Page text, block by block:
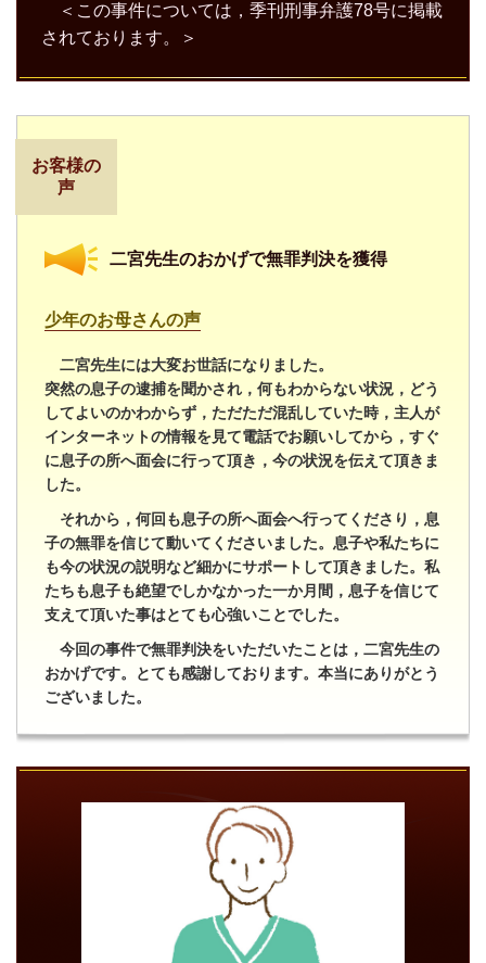
＜この事件については，季刊刑事弁護78号に掲載
されております。＞
お客様の
声
二宮先生のおかげで無罪判決を獲得
少年のお母さんの声
二宮先生には大変お世話になりました。
突然の息子の逮捕を聞かされ，何もわからない状況，どう
してよいのかわからず，ただただ混乱していた時，主人が
インターネットの情報を見て電話でお願いしてから，すぐ
に息子の所へ面会に行って頂き，今の状況を伝えて頂きま
した。
それから，何回も息子の所へ面会へ行ってくださり，息
子の無罪を信じて動いてくださいました。息子や私たちに
も今の状況の説明など細かにサポートして頂きました。私
たちも息子も絶望でしかなかった一か月間，息子を信じて
支えて頂いた事はとても心強いことでした。
今回の事件で無罪判決をいただいたことは，二宮先生の
おかげです。とても感謝しております。本当にありがとう
ございました。